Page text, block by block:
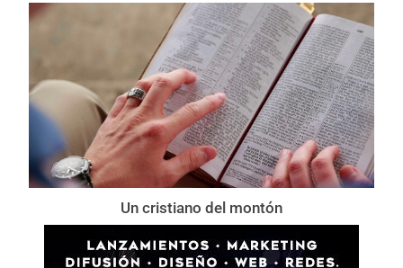
Un cristiano del montón